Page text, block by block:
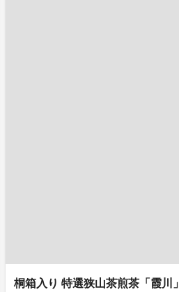
桐箱入り 特選狭山茶煎茶「霞川」